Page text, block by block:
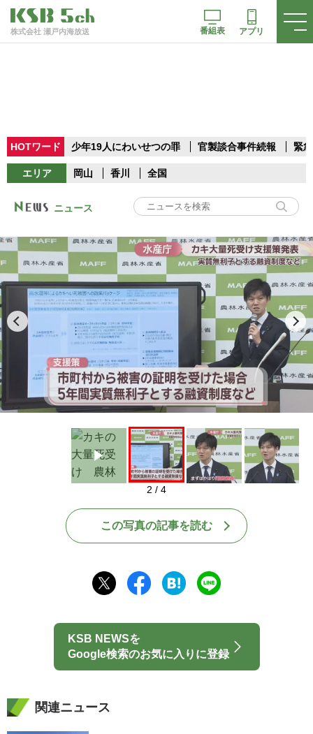
株式会社 瀬戸内海放送 番組表 アプリ
HOTワード 少年19人にわいせつの罪 官製談合事件続報 緊
エリア 岡山 香川 全国
ニュース
Play
2 / 4
この写真の記事を読む
KSB NEWSを
Google検索のお気に入りに登録
関連ニュース